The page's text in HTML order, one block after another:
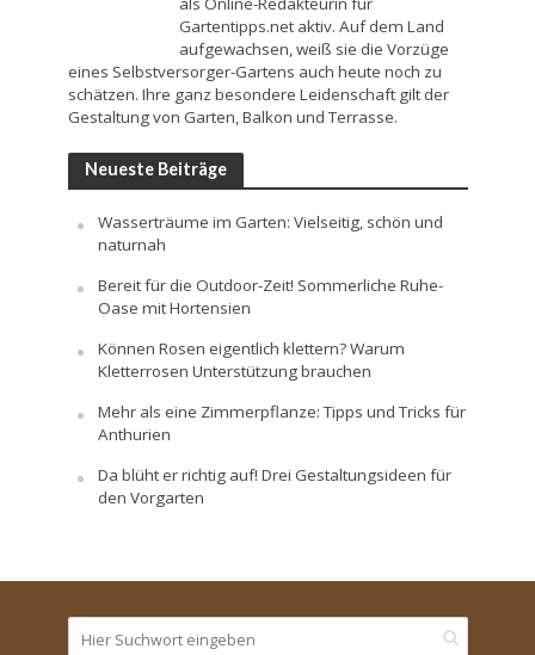
Gartentipps.net aktiv. Auf dem Land
aufgewachsen, weiß sie die Vorzüge
eines Selbstversorger-Gartens auch heute noch zu
schätzen. Ihre ganz besondere Leidenschaft gilt der
Gestaltung von Garten, Balkon und Terrasse.
Neueste Beiträge
Wasserträume im Garten: Vielseitig, schön und
naturnah
Bereit für die Outdoor-Zeit! Sommerliche Ruhe-
Oase mit Hortensien
Können Rosen eigentlich klettern? Warum
Kletterrosen Unterstützung brauchen
Mehr als eine Zimmerpflanze: Tipps und Tricks für
Anthurien
Da blüht er richtig auf! Drei Gestaltungsideen für
den Vorgarten